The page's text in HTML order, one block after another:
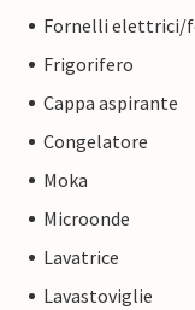
Fornelli elettrici/
Frigorifero
Cappa aspirante
Congelatore
Moka
Microonde
Lavatrice
Lavastoviglie